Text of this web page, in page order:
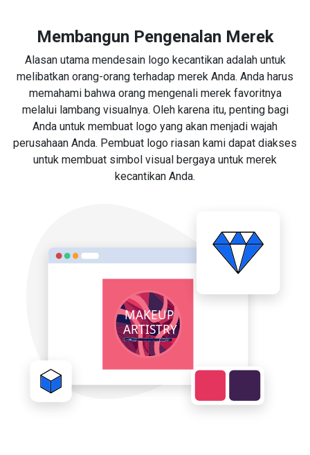
Membangun Pengenalan Merek
Alasan utama mendesain logo kecantikan adalah untuk
melibatkan orang-orang terhadap merek Anda. Anda harus
memahami bahwa orang mengenali merek favoritnya
melalui lambang visualnya. Oleh karena itu, penting bagi
Anda untuk membuat logo yang akan menjadi wajah
perusahaan Anda. Pembuat logo riasan kami dapat diakses
untuk membuat simbol visual bergaya untuk merek
kecantikan Anda.